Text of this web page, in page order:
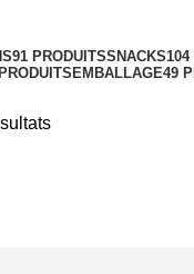
91 PRODUITSSNACKS104
EMBALLAGE49
Classés